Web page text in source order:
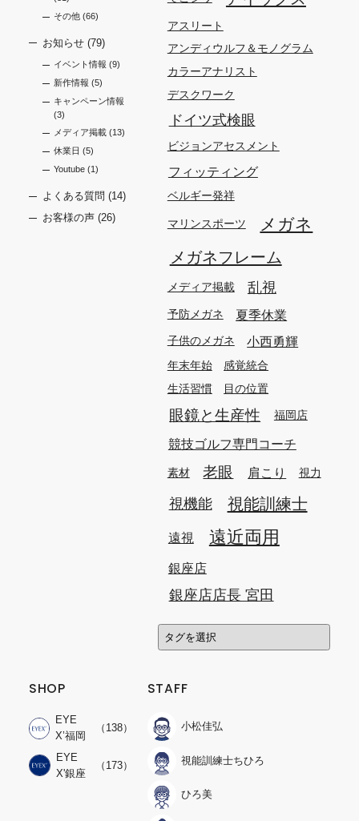
その他(66)
お知らせ(79)
イベント情報 (9)
新作情報 (5)
キャンペーン情報
(3)
メディア掲載(13)
休業日 (5)
Youtube(1)
よくある質問 (14)
お客様の声(26)
アスリート
アンディウルフ＆モノグラム
カラーアナリスト
デスクワーク
ドイツ式検眼
ビジョンアセスメント
フィッティング
ベルギー発祥
マリンスポーツ メガネ
メガネフレーム
メディア掲載 乱視
予防メガネ 夏季休業
子供のメガネ 小西勇輝
年末年始
感覚統合
生活習慣
目の位置
眼鏡と生産性 福岡店
競技ゴルフ専門コーチ
素材 老眼 肩こり 視力
視機能 視能訓練士
遠視 遠近両用
銀座店
銀座店店長 宮田
SHOP
EYE
X’福岡
（138）
EYE
X'銀座
（173）
STAFF
小松佳弘
視能訓練士ちひろ
ひろ美